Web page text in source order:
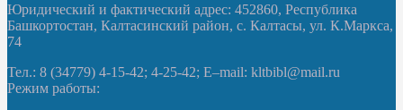
Юридический и фактический адрес: 452860, Республика
Башкортостан, Калтасинский район, с. Калтасы, ул. К.Маркса,
74
Тел.: 8 (34779) 4-15-42; 4-25-42; E–mail: kltbibl@mail.ru
Режим работы: